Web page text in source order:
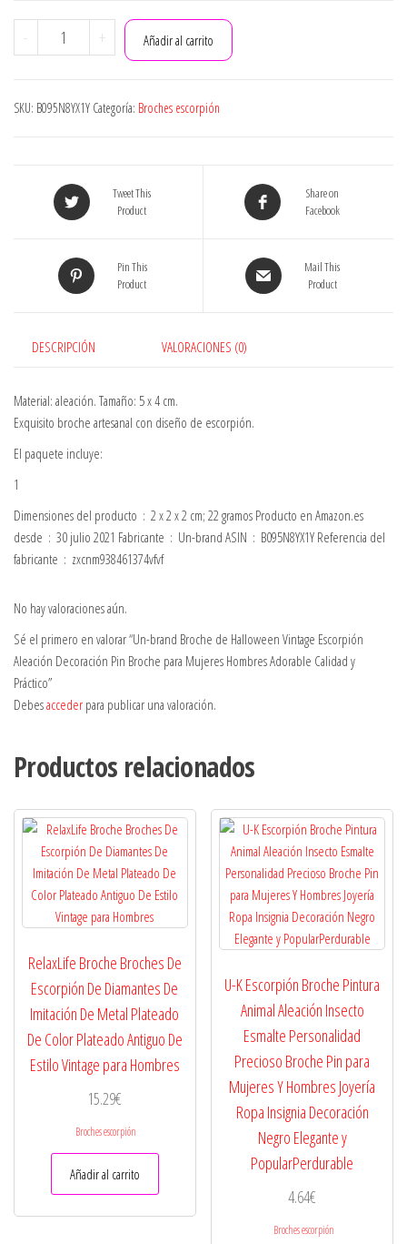
-
brand
Halloween
Aleación
Decoración
para
Mujeres
Adorable
Calidad
Práctico
cantidad
+ Añadir al carrito
SKU: B095N8YX1Y Categoría: Broches escorpión
Tweet This
Product
Share on
Facebook
Pin This
Product
Mail This
Product
DESCRIPCIÓN VALORACIONES (0)
Material: aleación. Tamaño: 5 x 4 cm.
Exquisito broche artesanal con diseño de escorpión.
El paquete incluye:
1
Dimensiones del producto ‏ : ‎ 2 x 2 x 2 cm; 22 gramos Producto en Amazon.es
desde ‏ : ‎ 30 julio 2021 Fabricante ‏ : ‎ Un-brand ASIN ‏ : ‎ B095N8YX1Y Referencia del
fabricante ‏ : ‎ zxcnm938461374vfvf
No hay valoraciones aún.
Sé el primero en valorar “Un-brand Broche de Halloween Vintage Escorpión
Aleación Decoración Pin Broche para Mujeres Hombres Adorable Calidad y
Práctico”
Debesacceder para publicar una valoración.
Productos relacionados
RelaxLife Broche Broches De
Escorpión De Diamantes De
Imitación De Metal Plateado
De Color Plateado Antiguo De
Estilo Vintage para Hombres
15.29€
Broches escorpión
Añadir al carrito
U-K Escorpión Broche Pintura
Animal Aleación Insecto
Esmalte Personalidad
Precioso Broche Pin para
Mujeres Y Hombres Joyería
Ropa Insignia Decoración
Negro Elegante y
PopularPerdurable
4.64€
Broches escorpión